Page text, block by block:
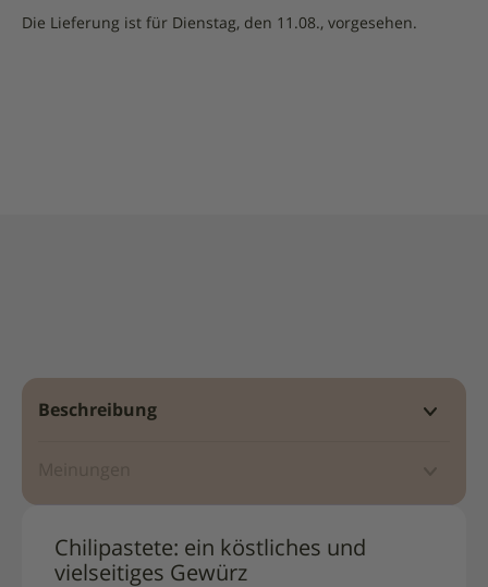
Chili
Die Lieferung ist für Dienstag, den 11.08., vorgesehen.
Beschreibung
Chilipastete: ein köstliches und
vielseitiges Gewürz